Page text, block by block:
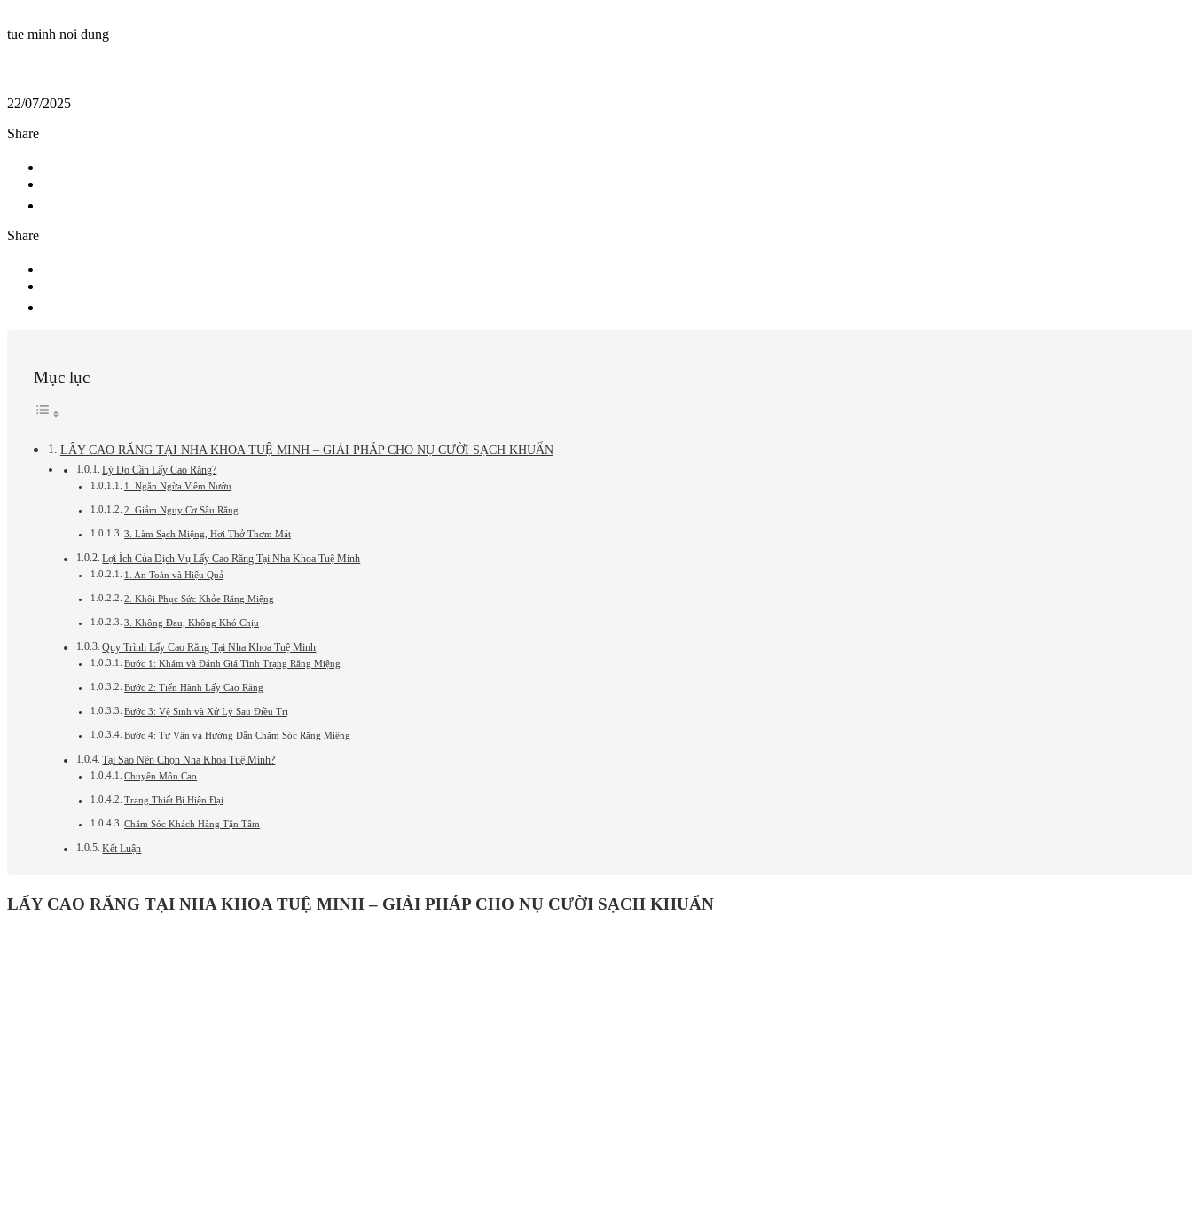
tue minh noi dung
22/07/2025
Share
Share
Mục lục
LẤY CAO RĂNG TẠI NHA KHOA TUỆ MINH – GIẢI PHÁP CHO NỤ CƯỜI SẠCH KHUẨN
Lý Do Cần Lấy Cao Răng?
1. Ngăn Ngừa Viêm Nướu
2. Giảm Nguy Cơ Sâu Răng
3. Làm Sạch Miệng, Hơi Thở Thơm Mát
Lợi Ích Của Dịch Vụ Lấy Cao Răng Tại Nha Khoa Tuệ Minh
1. An Toàn và Hiệu Quả
2. Khôi Phục Sức Khỏe Răng Miệng
3. Không Đau, Không Khó Chịu
Quy Trình Lấy Cao Răng Tại Nha Khoa Tuệ Minh
Bước 1: Khám và Đánh Giá Tình Trạng Răng Miệng
Bước 2: Tiến Hành Lấy Cao Răng
Bước 3: Vệ Sinh và Xử Lý Sau Điều Trị
Bước 4: Tư Vấn và Hướng Dẫn Chăm Sóc Răng Miệng
Tại Sao Nên Chọn Nha Khoa Tuệ Minh?
Chuyên Môn Cao
Trang Thiết Bị Hiện Đại
Chăm Sóc Khách Hàng Tận Tâm
Kết Luận
LẤY CAO RĂNG TẠI NHA KHOA TUỆ MINH – GIẢI PHÁP CHO NỤ CƯỜI SẠCH KHUẨN